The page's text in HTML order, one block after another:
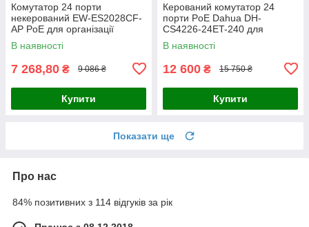
Комутатор 24 порти
некерований EW-ES2028CF-
AP PoE для організації
мережевої інфраструктури з
віддаленим керуванням та
В наявності
7 268,80 ₴ 9 086 ₴
Купити
Керований комутатор 24
порти PoE Dahua DH-
CS4226-24ET-240 для
організації мережі та
живлення IP-камер і
В наявності
12 600 ₴ 15 750 ₴
Купити
Показати ще
Про нас
84% позитивних з 114 відгуків за рік